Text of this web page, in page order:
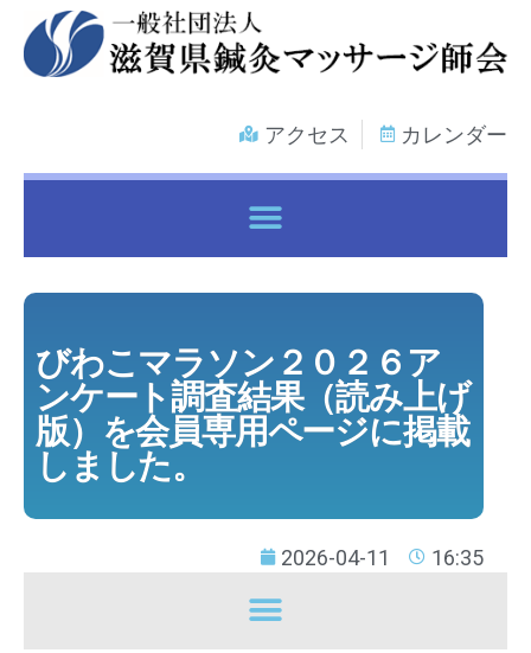
アクセス カレンダー
びわこマラソン２０２６ア
ンケート調査結果（読み上げ
版）を会員専用ページに掲載
しました。
2026-04-11 16:35